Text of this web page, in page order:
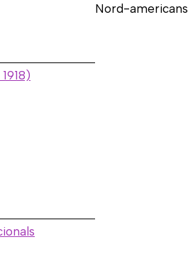
Nord-americans